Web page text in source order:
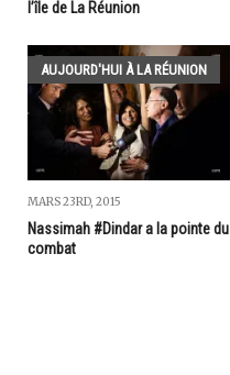
l’île de La Réunion
AUJOURD'HUI À LA RÉUNION
MARS 23RD, 2015
Nassimah #Dindar a la pointe du
combat